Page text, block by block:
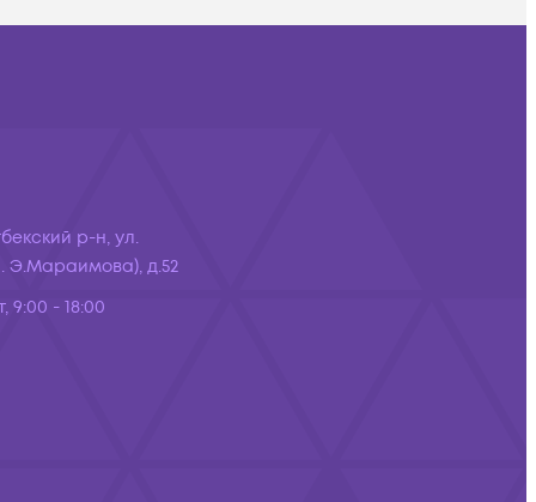
р-н, ул.
Э.Мараимова), д.52
9:00 - 18:00